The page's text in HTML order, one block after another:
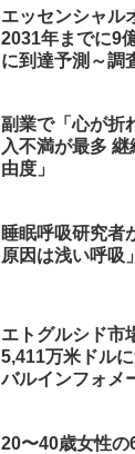
エッセンシャル
2031年までに9
に到達予測～調
副業で「心が折
入不満が最多
由度」
睡眠呼吸研究者
原因は浅い呼吸
エトグルシド市
5,411万米ドル
バルインフォメ
20〜40歳女性の